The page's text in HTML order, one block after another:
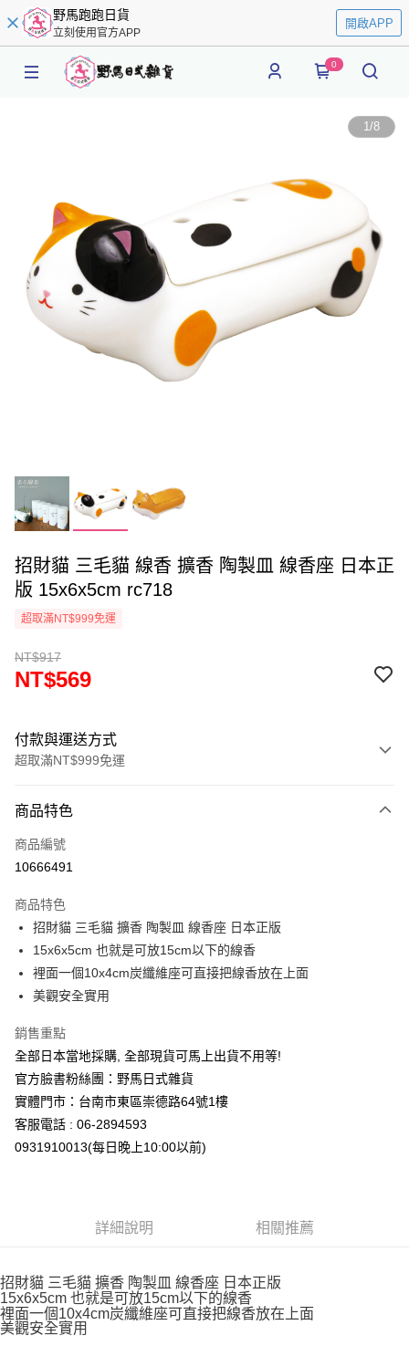
野馬跑跑日貨
立刻使用官方APP
開啟APP
0
1/8
招財貓 三毛貓 線香 擴香 陶製皿 線香座 日本正
版 15x6x5cm rc718
超取滿NT$999免運
NT$917
NT$569
付款與運送方式
超取滿NT$999免運
信用卡一次付款
信用卡分期付款
合作金庫商業銀行
華南商業銀行
彰化商業銀行
上海商業儲蓄銀行
台北富邦商業銀行
國泰世華商業銀行
兆豐國際商業銀行
臺灣中小企業銀行
聯邦商業銀行
元大商業銀行
永豐商業銀行
玉山商業銀行
台新國際商業銀行
台灣樂天信用卡公司
超商取貨付款
LINE Pay
Apple Pay
悠遊付
Google Pay
ATM付款
每筆NT$65，滿NT$999(含以上)免運費
每筆NT$65，滿NT$999(含以上)免運費
7-11取貨付款
每筆NT$65，滿NT$999(含以上)免運費
商品特色
商品編號
10666491
商品特色
招財貓 三毛貓 擴香 陶製皿 線香座 日本正版
15x6x5cm 也就是可放15cm以下的線香
裡面一個10x4cm炭纖維座可直接把線香放在上面
美觀安全實用
銷售重點
全部日本當地採購, 全部現貨可馬上出貨不用等!
官方臉書粉絲團：野馬日式雜貨
實體門市：台南市東區崇德路64號1樓
客服電話 : 06-2894593
0931910013(每日晚上10:00以前)
詳細說明 相關推薦
招財貓 三毛貓 擴香 陶製皿 線香座 日本正版
15x6x5cm 也就是可放15cm以下的線香
裡面一個10x4cm炭纖維座可直接把線香放在上面
美觀安全實用